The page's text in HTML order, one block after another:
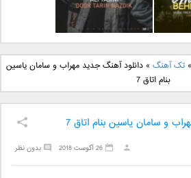
بهنام
2
دانلود آهنگ جدید علی
یاسینی بنام دورترین نزدیک
»تک آهنگ »دانلود آهنگ جدید مهراب و سامان یاسین
بنام اتاق 7
و سامان یاسین بنام اتاق 7
بدون نظر 26 آگوست 2018